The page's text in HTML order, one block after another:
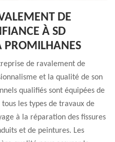
DE
À SD
PROMILHANES
de ravalement de
et la qualité de son
qualifiés sont équipées de
les types de travaux de
à la réparation des fissures
et de peintures. Les